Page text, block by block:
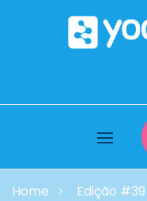
Home Edição #39